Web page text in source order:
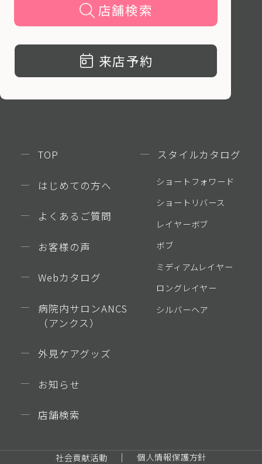
店舗検索
来店予約
TOP
はじめての方へ
よくあるご質問
お客様の声
Webカタログ
病院内サロンANCS
（アンクス）
外見ケアグッズ
お知らせ
店舗検索
スタイルカタログ
ショートフォワード
ショートリバース
レイヤーボブ
ボブ
ミディアムレイヤー
ロングレイヤー
シルバーヘア
社会貢献活動 個人情報保護方針